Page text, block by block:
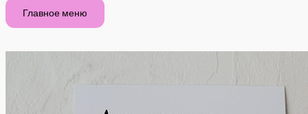
Главное меню